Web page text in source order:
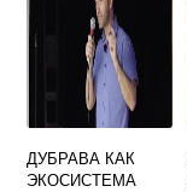
ДУБРАВА КАК
ЭКОСИСТЕМА